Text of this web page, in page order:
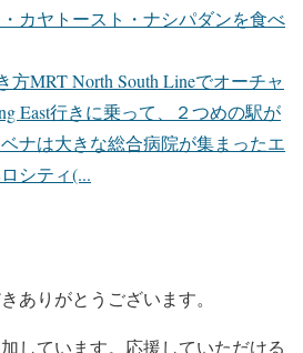
カヤトースト・ナシパダンを食べ
方MRT North South Lineでオーチャ
East行きに乗って、２つめの駅が
ナは大きな総合病院が集まったエ
シティ(...
ありがとうございます。
しています。応援していただける